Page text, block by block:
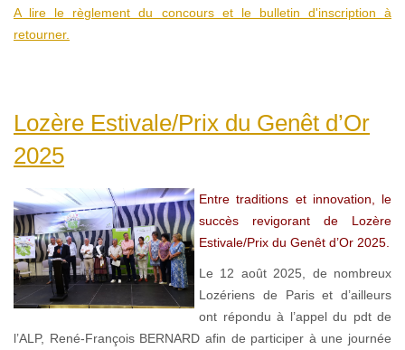
A lire le règlement du concours et le bulletin d'inscription à
retourner.
Lozère Estivale/Prix du Genêt d’Or
2025
Entre traditions et innovation, le
succès revigorant de Lozère
Estivale/Prix du Genêt d’Or 2025.
Le 12 août 2025, de nombreux
Lozériens de Paris et d’ailleurs
ont répondu à l’appel du pdt de
l’ALP, René-François BERNARD afin de participer à une journée